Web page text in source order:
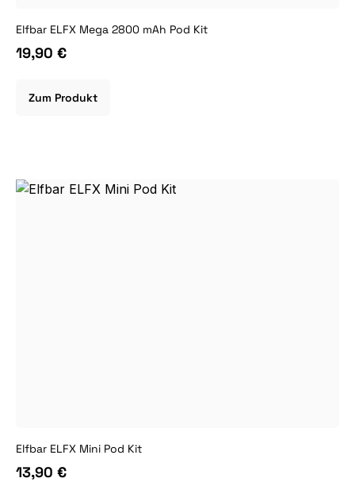
Elfbar ELFX Mega 2800 mAh Pod Kit
19,90 €
Zum Produkt
Elfbar ELFX Mini Pod Kit
13,90 €